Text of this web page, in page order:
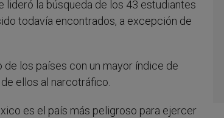
lideró la búsqueda de los 43 estudiantes
todavía encontrados, a excepción de
los países con un mayor índice de
ellos al narcotráfico.
es el país más peligroso para ejercer